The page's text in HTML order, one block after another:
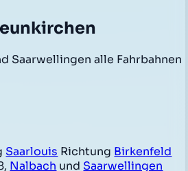
Saarwellingen alle Fahrbahnen
Saarlouis Richtung Birkenfeld
Nalbach und Saarwellingen